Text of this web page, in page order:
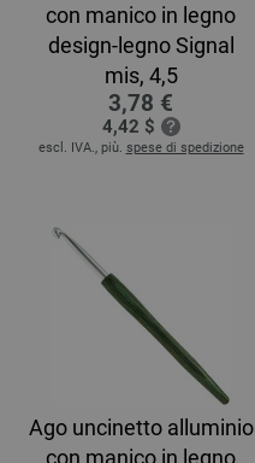
con manico in legno
design-legno Signal
mis, 4,5
3,78 €
4,42 $
escl. IVA., più. spese di spedizione
Ago uncinetto alluminio
con manico in legno